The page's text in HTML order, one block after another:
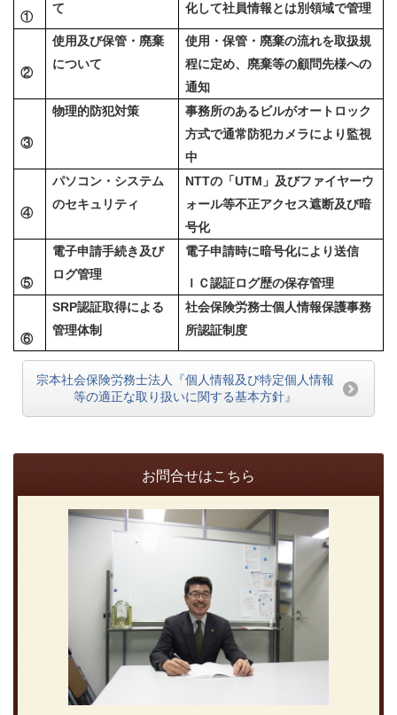
①
て
化して社員情報とは別領域で管理
②
使用及び保管・廃棄
について
使用・保管・廃棄の流れを取扱規
程に定め、廃棄等の顧問先様への
通知
③
物理的防犯対策
事務所のあるビルがオートロック
方式で通常防犯カメラにより監視
中
④
パソコン・システム
のセキュリティ
NTTの「UTM 」及びファイヤーウ
ォール等不正アクセス遮断及び暗
号化
⑤
電子申請手続き及び
ログ管理
電子申請時に暗号化により送信
ＩＣ認証ログ歴の保存管理
⑥
SRP認証取得による
管理体制
社会保険労務士個人情報保護事務
所認証制度
宗本社会保険労務士法人『個人情報及び特定個人情報
等の適正な取り扱いに関する基本方針』
お問合せはこちら